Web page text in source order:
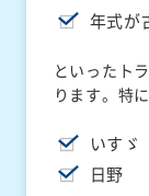
年式が
といったト
ります。特に
いすゞ
日野